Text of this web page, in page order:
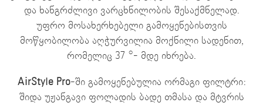
და ხანგრძლივი ვარცხნილობის შესაქმნელად.
უფრო მოსახერხებელი გამოყენებისთვის
მოწყობილობა აღჭურვილია მოქნილი სადენით,
რომელიც 37 °- მდე იხრება.
AirStyle Pro-ში გამოყენებულია ორმაგი ფილტრი:
შიდა უჟანგავი ფოლადის ბადე თმასა და მტვრის